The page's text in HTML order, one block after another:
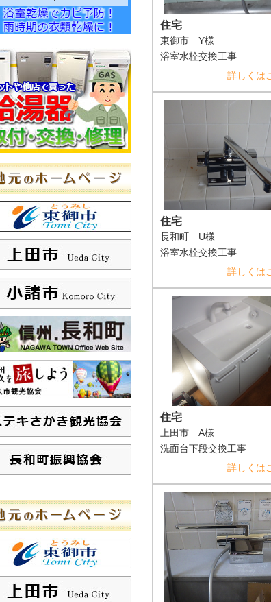
住宅
東御市 Y様
浴室水栓交換工事
詳しくは
住宅
長和町 U様
浴室水栓交換工事
詳しくは
住宅
上田市 A様
洗面台下段交換工事
詳しくは